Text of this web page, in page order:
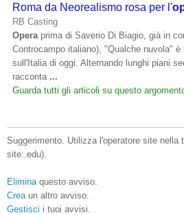
Roma da Neorealismo rosa per l'
RB Casting
Opera prima di Saverio Di Biagio, già in
Controcampo italiano), "Qualche nuvola"
sull'Italia di oggi. Alternando lunghi piani
racconta ...
Guarda tutti gli articoli su questo
Suggerimento. Utilizza l'operatore site
site:.edu).
Elimina questo avviso.
Crea un altro avviso.
Gestisci i tuoi avvisi.